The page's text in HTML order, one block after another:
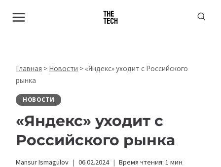
Главная > Новости > «Яндекс» уходит с Российского
рынка
НОВОСТИ
«Яндекс» уходит с
Российского рынка
Mansur Ismagulov 06.02.2024 Время чтения: 1 мин